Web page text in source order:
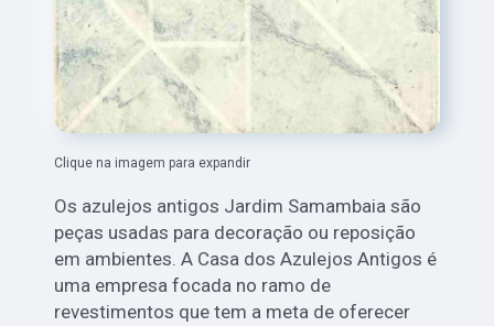
Clique na imagem para expandir
Os azulejos antigos Jardim Samambaia são
peças usadas para decoração ou reposição
em ambientes. A Casa dos Azulejos Antigos é
uma empresa focada no ramo de
revestimentos que tem a meta de oferecer